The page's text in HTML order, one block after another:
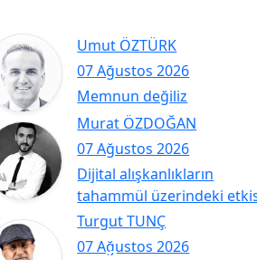
Umut ÖZTÜRK
07 Ağustos 2026
Memnun değiliz
Murat ÖZDOĞAN
07 Ağustos 2026
Dijital alışkanlıkların
tahammül üzerindeki
Turgut TUNÇ
07 Ağustos 2026